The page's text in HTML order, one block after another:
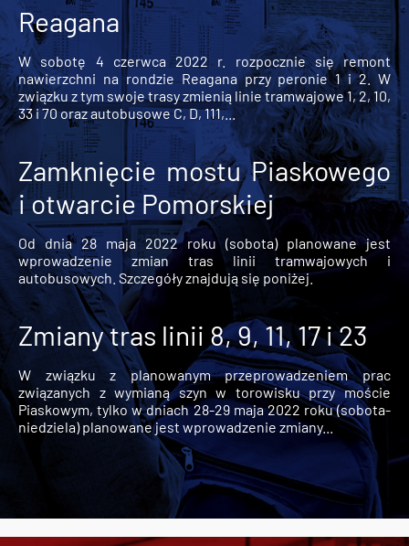
Reagana
W sobotę 4 czerwca 2022 r. rozpocznie się remont
nawierzchni na rondzie Reagana przy peronie 1 i 2. W
związku z tym swoje trasy zmienią linie tramwajowe 1, 2, 10,
33 i 70 oraz autobusowe C, D, 111,...
Zamknięcie mostu Piaskowego
i otwarcie Pomorskiej
Od dnia 28 maja 2022 roku (sobota) planowane jest
wprowadzenie zmian tras linii tramwajowych i
autobusowych. Szczegóły znajdują się poniżej.
Zmiany tras linii 8, 9, 11, 17 i 23
W związku z planowanym przeprowadzeniem prac
związanych z wymianą szyn w torowisku przy moście
Piaskowym, tylko w dniach 28-29 maja 2022 roku (sobota-
niedziela) planowane jest wprowadzenie zmiany...